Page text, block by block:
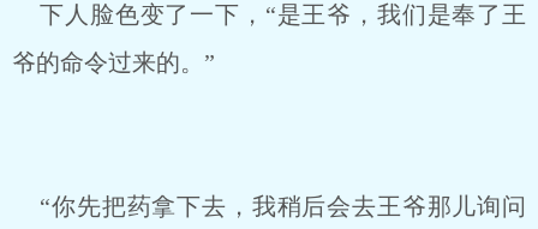
下人脸色变了一下，“是王爷，我们是奉了王
爷的命令过来的。”
“你先把药拿下去，我稍后会去王爷那儿询问